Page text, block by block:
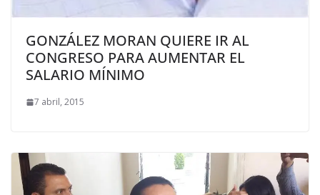
GONZÁLEZ MORAN QUIERE IR AL
CONGRESO PARA AUMENTAR EL
SALARIO MÍNIMO
7 abril, 2015